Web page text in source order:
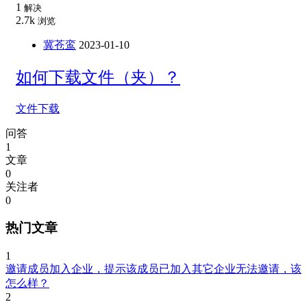
1 解决
2.7k 浏览
冀苍鸾 2023-01-10
如何下载文件（夹）？
文件下载
问答
1
文章
0
关注者
0
热门文章
1
邀请成员加入企业，提示该成员已加入其它企业无法邀请，该
怎么样？
2